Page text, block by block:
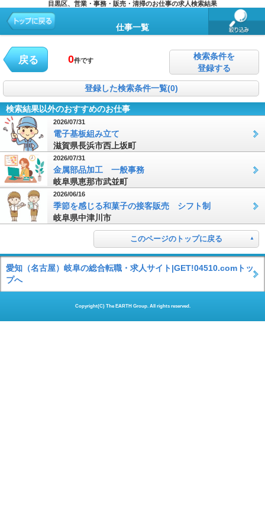
目黒区、営業・事務・販売・清掃のお仕事の求人検索結果
仕事一覧
戻る 0件です
検索条件を
登録する
登録した検索条件一覧(0)
検索結果以外のおすすめのお仕事
2026/07/31
電子基板組み立て
滋賀県長浜市西上坂町
2026/07/31
金属部品加工 一般事務
岐阜県恵那市武並町
2026/06/16
季節を感じる和菓子の接客販売 シフト制
岐阜県中津川市
このページのトップに戻る
愛知（名古屋）岐阜の総合転職・求人サイト|GET!04510.comトッ
プへ
Copyright(C) The EARTH Group. All rights reserved.